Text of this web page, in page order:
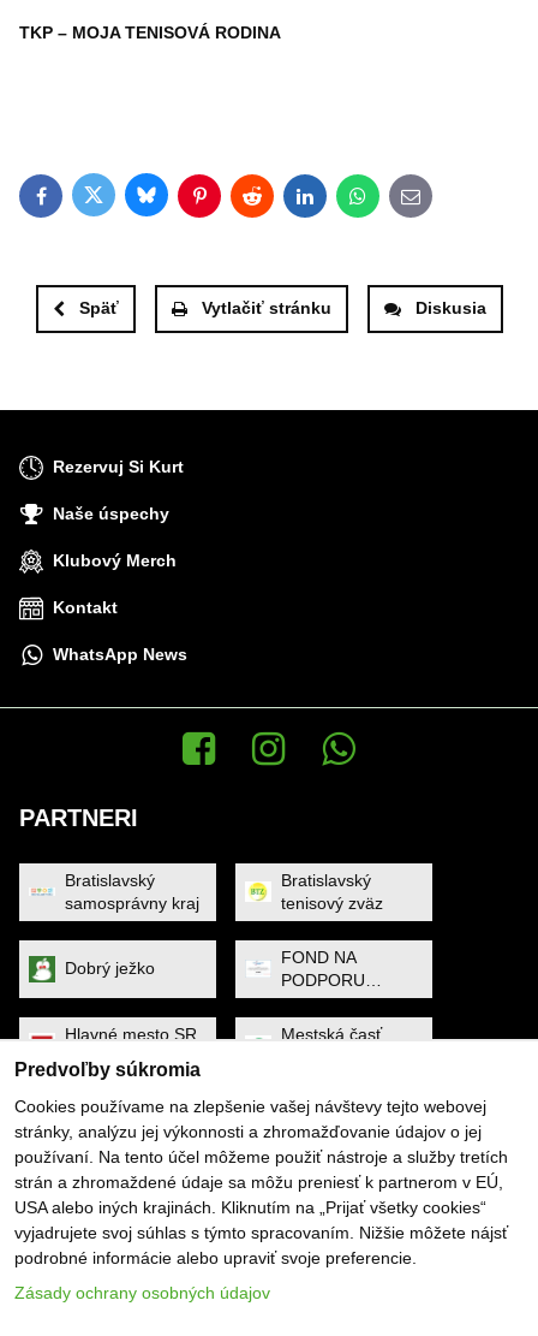
TKP – MOJA TENISOVÁ RODINA
FacebookTwitterBlueskyPinterestRedditLinkedInWhatsApp
E-mail
Späť Vytlačiť stránku Diskusia
Rezervuj Si Kurt
Naše úspechy
Klubový Merch
Kontakt
WhatsApp News
Facebook Instagram WhatsApp News
PARTNERI
Bratislavský
samosprávny kraj
Bratislavský
tenisový zväz
Dobrý ježko
FOND NA
PODPORU
ŠPORTU
Hlavné mesto SR
Bratislava
Mestská časť
MINISTERSTVO
CESTOVNÉHO
RUCHU A
ŠPORTU
Noa Raven
Obec Dunajská
Lužná
PYGMALIOS
Slovenský
tenisový zväz
SP SOFTWARE
Predvoľby súkromia
Cookies používame na zlepšenie vašej návštevy tejto webovej
stránky, analýzu jej výkonnosti a zhromažďovanie údajov o jej
používaní. Na tento účel môžeme použiť nástroje a služby tretích
strán a zhromaždené údaje sa môžu preniesť k partnerom v EÚ,
USA alebo iných krajinách. Kliknutím na „Prijať všetky cookies“
vyjadrujete svoj súhlas s týmto spracovaním. Nižšie môžete nájsť
podrobné informácie alebo upraviť svoje preferencie.
Zásady ochrany osobných údajov